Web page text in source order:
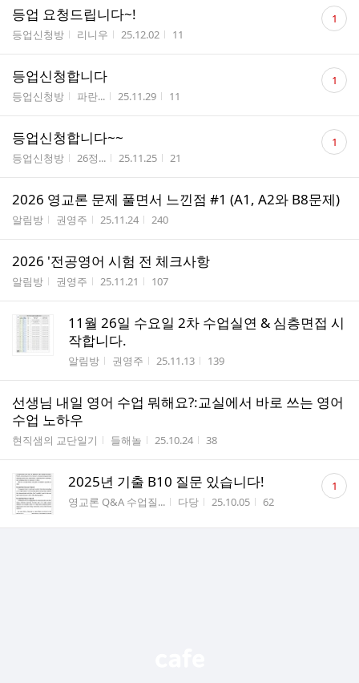
등업 요청드립니다~!
게시판명
등업신청방 작성자
리니우 작성시간
25.12.02 조회수
11
댓
글 1
등업신청합니다
게시판명
등업신청방 작성자
파란... 작성시간
25.11.29 조회수
11
댓
글 1
등업신청합니다~~
게시판명
등업신청방 작성자
26정... 작성시간
25.11.25 조회수
21
댓
글 1
2026 영교론 문제 풀면서 느낀점 #1 (A1, A2와 B8문제)
게시판명
알림방 작성자
권영주 작성시간
25.11.24 조회수
240
2026 '전공영어 시험 전 체크사항
게시판명
알림방 작성자
권영주 작성시간
25.11.21 조회수
107
11월 26일 수요일 2차 수업실연 & 심층면접 시
작합니다.
게시판명
알림방 작성자
권영주 작성시간
25.11.13 조회수
139
선생님 내일 영어 수업 뭐해요?:교실에서 바로 쓰는 영어
수업 노하우
게시판명
현직샘의 교단일기 작성자
들해놀 작성시간
25.10.24 조회수
38
2025년 기출 B10 질문 있습니다!
게시판명
영교론 Q&A 수업질... 작성자
다당 작성시간
25.10.05 조회수
62
댓
글 1